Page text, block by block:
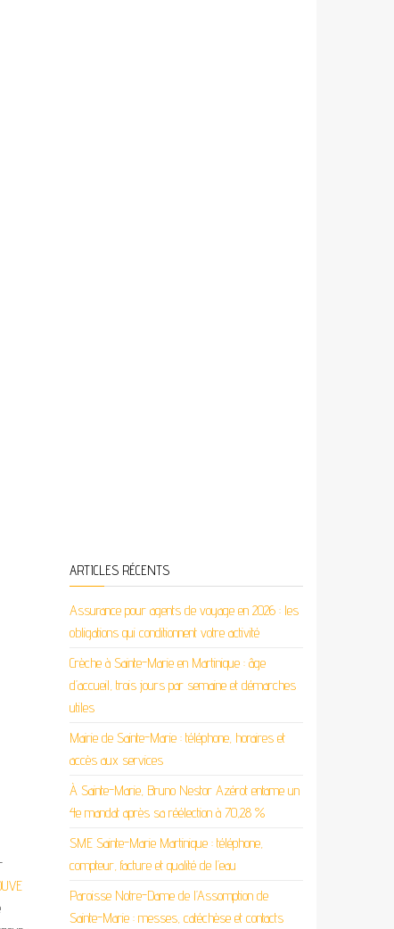
ARTICLES RÉCENTS
Assurance pour agents de voyage en 2026 : les
obligations qui conditionnent votre activité
Crèche à Sainte-Marie en Martinique : âge
d’accueil, trois jours par semaine et démarches
utiles
Mairie de Sainte-Marie : téléphone, horaires et
accès aux services
À Sainte-Marie, Bruno Nestor Azérot entame un
4e mandat après sa réélection à 70,28 %
SME Sainte-Marie Martinique : téléphone,
compteur, facture et qualité de l’eau
Paroisse Notre-Dame de l’Assomption de
Sainte-Marie : messes, catéchèse et contacts